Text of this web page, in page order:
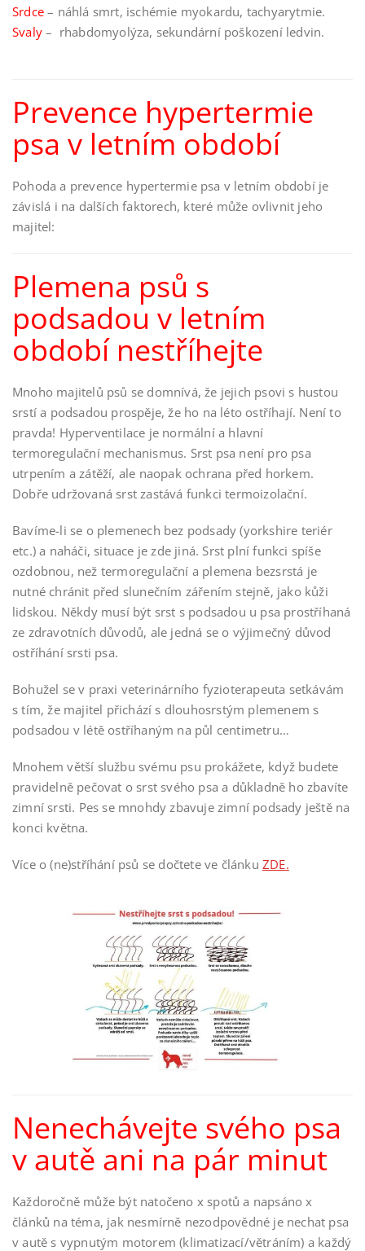
Srdce – náhlá smrt, ischémie myokardu, tachyarytmie.
Svaly – rhabdomyolýza, sekundární poškození ledvin.
Prevence hypertermie
psa v letním období
Pohoda a prevence hypertermie psa v letním období je
závislá i na dalších faktorech, které může ovlivnit jeho
majitel:
Plemena psů s
podsadou v letním
období nestříhejte
Mnoho majitelů psů se domnívá, že jejich psovi s hustou
srstí a podsadou prospěje, že ho na léto ostříhají. Není to
pravda! Hyperventilace je normální a hlavní
termoregulační mechanismus. Srst psa není pro psa
utrpením a zátěží, ale naopak ochrana před horkem.
Dobře udržovaná srst zastává funkci termoizolační.
Bavíme-li se o plemenech bez podsady (yorkshire teriér
etc.) a naháči, situace je zde jiná. Srst plní funkci spíše
ozdobnou, než termoregulační a plemena bezsrstá je
nutné chránit před slunečním zářením stejně, jako kůži
lidskou. Někdy musí být srst s podsadou u psa prostříhaná
ze zdravotních důvodů, ale jedná se o výjimečný důvod
ostříhání srsti psa.
Bohužel se v praxi veterinárního fyzioterapeuta setkávám
s tím, že majitel přichází s dlouhosrstým plemenem s
podsadou v létě ostříhaným na půl centimetru…
Mnohem větší službu svému psu prokážete, když budete
pravidelně pečovat o srst svého psa a důkladně ho zbavíte
zimní srsti. Pes se mnohdy zbavuje zimní podsady ještě na
konci května.
Více o (ne)stříhání psů se dočtete ve článku ZDE.
Nenechávejte svého psa
v autě ani na pár minut
Každoročně může být natočeno x spotů a napsáno x
článků na téma, jak nesmírně nezodpovědné je nechat psa
v autě s vypnutým motorem (klimatizací/větráním) a každý